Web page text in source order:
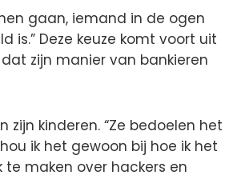
gaan, iemand in de ogen
is.” Deze keuze komt voort uit
zijn manier van bankieren
zijn kinderen. “Ze bedoelen het
ik het gewoon bij hoe ik het
maken over hackers en